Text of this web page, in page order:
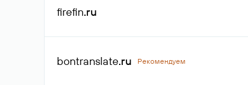
firefin.ru
bontranslate.ru Рекомендуем